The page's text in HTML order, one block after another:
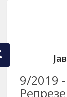
9/2019